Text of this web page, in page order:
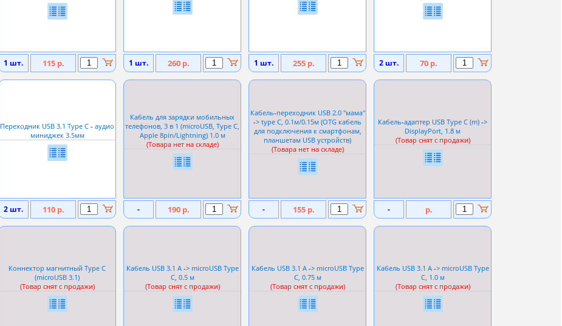
1 шт. 115 р. 1 шт. 260 р. 1 шт. 255 р. 2 шт. 70 р.
Переходник USB 3.1 Type C - аудио
миниджек 3.5мм
2 шт. 110 р.
Кабель для зарядки мобильных
телефонов, 3 в 1 (microUSB, Type C,
Apple 8pin/Lightning) 1.0 м
(Товара нет на складе)
- 190 р.
Кабель-переходник USB 2.0 ''мама''
-> type C, 0.1м/0.15м (OTG кабель
для подключения к смартфонам,
планшетам USB устройств)
(Товара нет на складе)
- 155 р.
Кабель-адаптер USB Type C (m) ->
DisplayPort, 1.8 м
(Товар снят с продажи)
- р.
Коннектор магнитный Type C
(microUSB 3.1)
(Товар снят с продажи)
Кабель USB 3.1 A -> microUSB Type
C, 0.5 м
(Товар снят с продажи)
Кабель USB 3.1 A -> microUSB Type
C, 0.75 м
(Товар снят с продажи)
Кабель USB 3.1 A -> microUSB Type
C, 1.0 м
(Товар снят с продажи)